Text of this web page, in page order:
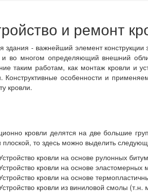
и ремонт
здания - важнейший элемент
во многом определяющий внешний
таким работам, как монтаж кровли и
Конструктивные особенности и
кровли.
кровли делятся на две большие
плоской, то здесь можно выделить
кровли на основе рулонных
кровли на основе эластомерных
кровли на основе
кровли из виниловой смолы (т.н.